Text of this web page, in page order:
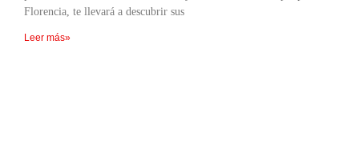
Florencia, te llevará a descubrir sus
Leer más»